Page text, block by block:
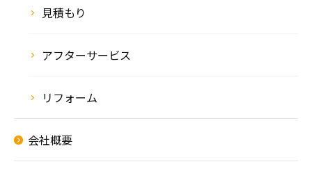
見積もり
アフターサービス
リフォーム
会社概要